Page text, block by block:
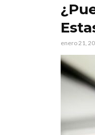
enero 21,